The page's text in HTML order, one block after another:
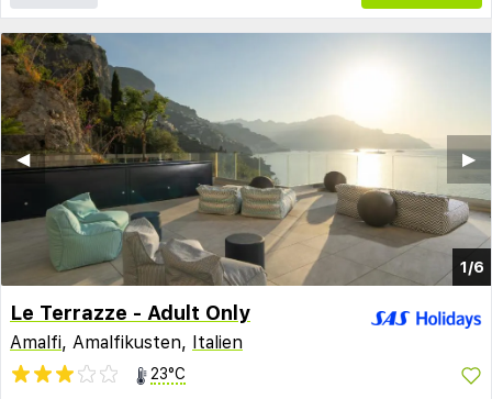
1/6
▶︎
◀︎
Le Terrazze - Adult Only
Amalfi, Amalfikusten, Italien
23°C